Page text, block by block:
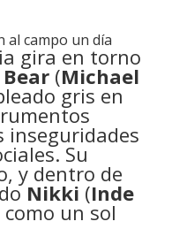
al campo un día
gira en torno
Bear(Michael
gris en
inseguridades
Su
y dentro de
Nikki (Inde
un sol